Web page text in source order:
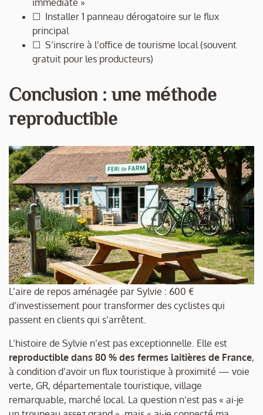
immédiate »
☐ Installer 1 panneau dérogatoire sur le flux
principal
☐ S’inscrire à l’office de tourisme local (souvent
gratuit pour les producteurs)
Conclusion : une méthode
reproductible
L’aire de repos aménagée par Sylvie : 600 €
d’investissement pour transformer des cyclistes qui
passent en clients qui s’arrêtent.
L’histoire de Sylvie n’est pas exceptionnelle. Elle est
reproductible dans 80 % des fermes laitières de France,
à condition d’avoir un flux touristique à proximité — voie
verte, GR, départementale touristique, village
remarquable, marché local. La question n’est pas « ai-je